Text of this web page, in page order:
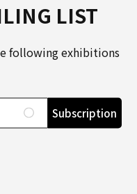
LIST
following exhibitions
Subscription